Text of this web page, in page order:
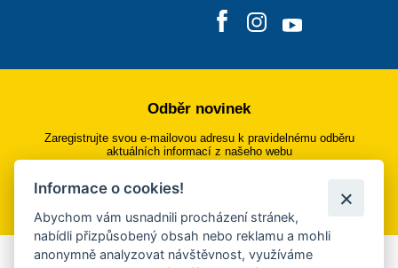
Odběr novinek
Zaregistrujte svou e-mailovou adresu k pravidelnému odběru
aktuálních informací z našeho webu
Přihlásit se k odběru
Informace o cookies!
Abychom vám usnadnili procházení stránek,
nabídli přizpůsobený obsah nebo reklamu a mohli
anonymně analyzovat návštěvnost, využíváme